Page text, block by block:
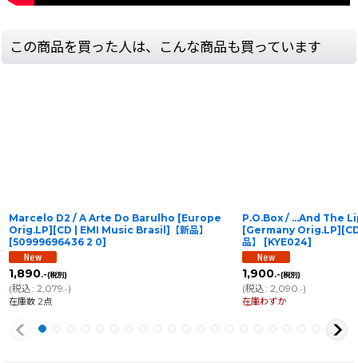
この商品を買った人は、こんな商品も買っています
Marcelo D2 / A Arte Do Barulho [Europe
Orig.LP][CD | EMI Music Brasil]【新品】
[50999696436 2 0]
1,890.-(税別)
(税込: 2,079 .-)
在庫数 2点
P.O.Box / ...And The
[Germany
品】
[KYE024]
1,900.-(税別)
(税込: 2,090 .-)
在庫わずか